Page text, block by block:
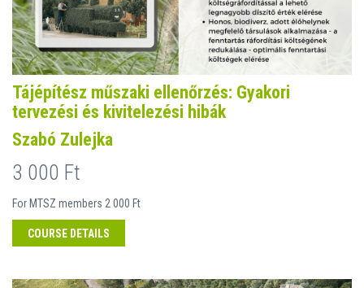
Tájépítész műszaki ellenőrzés: Gyakori
tervezési és kivitelezési hibák
Szabó Zulejka
3 000 Ft
For MTSZ members 2 000 Ft
COURSE DETAILS